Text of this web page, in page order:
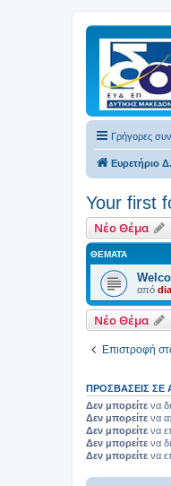
Γρήγορες
Ευρετήριο
Your first
Νέο Θέμα
ΘΈΜΑΤΑ
από
Νέο Θέμα
Επιστροφή
ΠΡΟΣΒΆΣΕΙΣ ΣΕ
Δεν μπορείτε να
Δεν μπορείτε να
Δεν μπορείτε να
Δεν μπορείτε να
Δεν μπορείτε να